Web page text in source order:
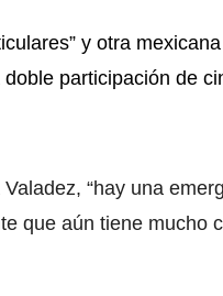
y otra
participación de
“hay una
que aún tiene mucho